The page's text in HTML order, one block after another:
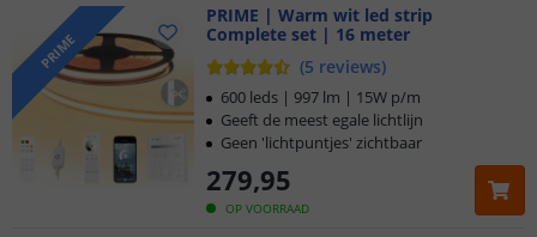
PRIME
PRIME | Warm wit led strip
Complete set | 16 meter
(5 reviews)
OP VOORRAAD
279,95
600 leds | 997 lm | 15W p/m
Geeft de meest egale lichtlijn
Geen 'lichtpuntjes' zichtbaar